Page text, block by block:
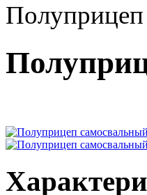
Полуприцеп